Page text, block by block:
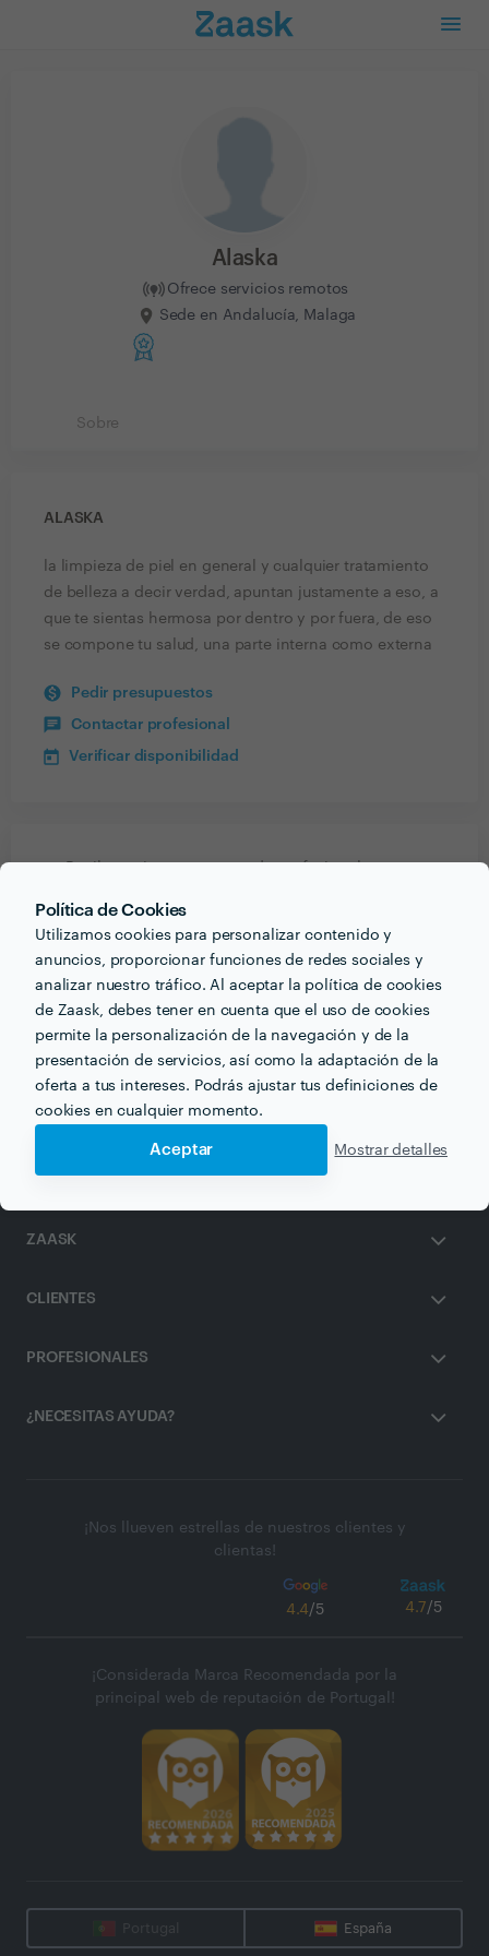
Política de Cookies
Utilizamos cookies para personalizar contenido y
anuncios, proporcionar funciones de redes sociales y
analizar nuestro tráfico. Al aceptar la política de cookies
de Zaask, debes tener en cuenta que el uso de cookies
permite la personalización de la navegación y de la
presentación de servicios, así como la adaptación de la
oferta a tus intereses. Podrás ajustar tus definiciones de
cookies en cualquier momento.
Aceptar Mostrar detalles
Alaska
Ofrece servicios remotos
Sede en Andalucía, Malaga
Sobre
ALASKA
la limpieza de piel en general y cualquier tratamiento
de belleza a decir verdad, apuntan justamente a eso, a
que te sientas hermosa por dentro y por fuera, de eso
se compone tu salud, una parte interna como externa
Pedir presupuestos
Contactar profesional
Verificar disponibilidad
Otros servicios proporcionados por
Limpieza de Cutis en malaga
ZAASK
CLIENTES
PROFESIONALES
¿NECESITAS AYUDA?
¡Nos llueven estrellas de nuestros clientes y
clientas!
4.4/5 4.7/5
¡Considerada Marca Recomendada por la
principal web de reputación de Portugal!
Portugal España